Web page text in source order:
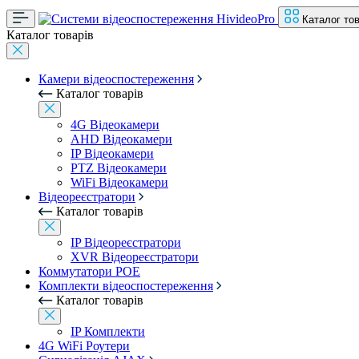
Каталог
Каталог товарів
Камери відеоспостереження
Каталог товарів
4G Відеокамери
AHD Відеокамери
IP Відеокамери
PTZ Відеокамери
WiFi Відеокамери
Відеореєстратори
Каталог товарів
IP Відеореєстратори
XVR Відеореєстратори
Коммутатори POE
Комплекти відеоспостереження
Каталог товарів
IP Комплекти
4G WiFi Роутери